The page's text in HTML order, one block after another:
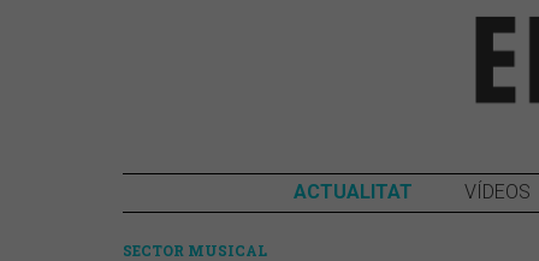
ACTUALITAT VÍDEOS
SECTOR MUSICAL